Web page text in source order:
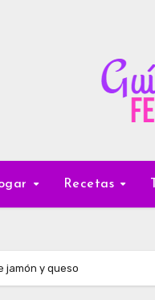
Recetas
jamón y queso